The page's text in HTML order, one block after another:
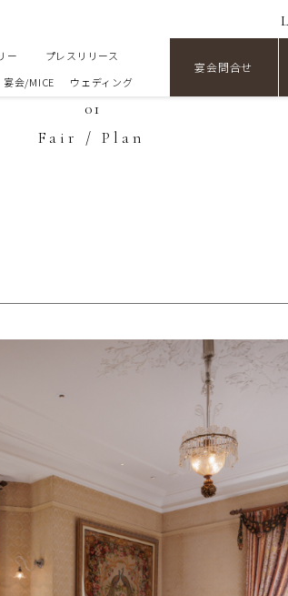
ー
プレスリリース
宴会/MICE ウェディング
宴会問合せ
01
Fair / Plan